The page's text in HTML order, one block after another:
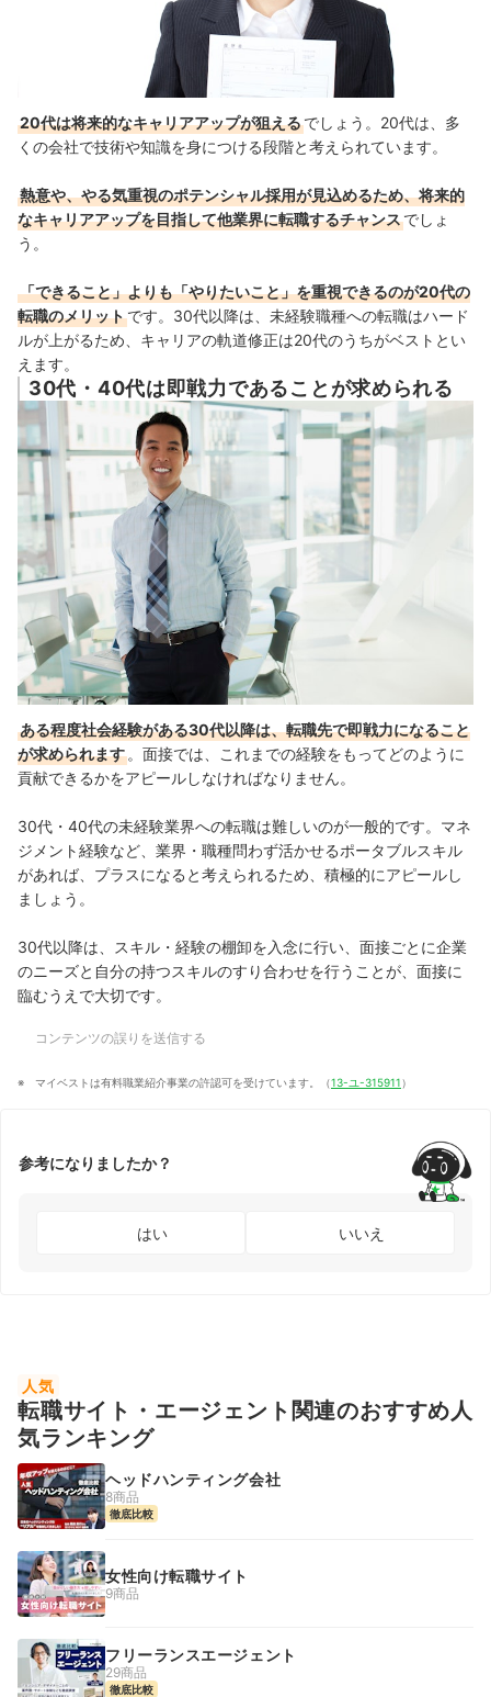
20代は将来的なキャリアアップが狙えるでしょう。20代は、多
くの会社で技術や知識を身につける段階と考えられています。
熱意や、やる気重視のポテンシャル採用が見込めるため、将来的
なキャリアアップを目指して他業界に転職するチャンスでしょ
う。
「できること」よりも「やりたいこと」を重視できるのが20代の
転職のメリットです。 30代以降は、未経験職種への転職はハード
ルが上がるため、キャリアの軌道修正は20代のうちがベストとい
えます。
30代・40代は即戦力であることが求められる
ある程度社会経験がある30代以降は、転職先で即戦力になること
が求められます 。面接では、これまでの経験をもってどのように
貢献できるかをアピールしなければなりません。
30代・40代の未経験業界への転職は難しいのが一般的です。マネ
ジメント経験など、業界・職種問わず活かせるポータブルスキル
があれば、プラスになると考えられるため、積極的にアピールし
ましょう。
30代以降は、スキル・経験の棚卸を入念に行い、面接ごとに企業
のニーズと自分の持つスキルのすり合わせを行うことが、面接に
臨むうえで大切です。
コンテンツの誤りを送信する
マイベストは有料職業紹介事業の許認可を受けています。（13-ユ-315911）
参考になりましたか？
はい いいえ
人気
転職サイト・エージェント関連のおすすめ人
気ランキング
ヘッドハンティング会社
8商品
徹底比較
女性向け転職サイト
9商品
フリーランスエージェント
29商品
徹底比較